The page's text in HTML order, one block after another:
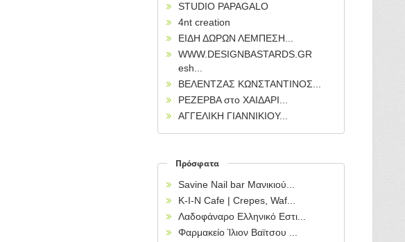
STUDIO PAPAGALO
4nt creation
ΕΙΔΗ ΔΩΡΩΝ ΛΕΜΠΕΣΗ...
WWW.DESIGNBASTARDS.GR
esh...
ΒΕΛΕΝΤΖΑΣ ΚΩΝΣΤΑΝΤΙΝΟΣ...
ΡΕΖΕΡΒΑ στο ΧΑΙΔΑΡΙ...
ΑΓΓΕΛΙΚΗ ΓΙΑΝΝΙΚΙΟΥ...
Πρόσφατα
Savine Nail bar Μανικιού...
Κ-Ι-Ν Cafe | Crepes, Waf...
Λαδοφάναρο Ελληνικό Εστι...
Φαρμακείο Ίλιον Βαϊτσου ...